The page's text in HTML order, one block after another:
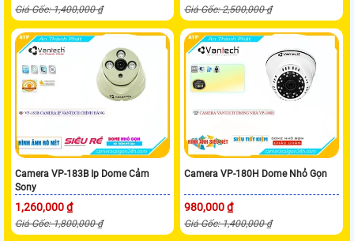
Giá Gốc: 1,400,000 ₫ Giá Gốc: 2,500,000 ₫
Camera VP-183B Ip Dome Cảm
Sony
1,260,000 ₫
Giá Gốc: 1,800,000 ₫
Camera VP-180H Dome Nhỏ Gọn
980,000 ₫
Giá Gốc: 1,400,000 ₫